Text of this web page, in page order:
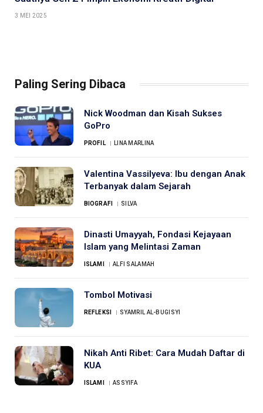
3 MEI 2025
Paling Sering Dibaca
Nick Woodman dan Kisah Sukses
GoPro
PROFIL LINA MARLINA
Valentina Vassilyeva: Ibu dengan Anak
Terbanyak dalam Sejarah
BIOGRAFI SILVA
Dinasti Umayyah, Fondasi Kejayaan
Islam yang Melintasi Zaman
ISLAMI ALFI SALAMAH
Tombol Motivasi
REFLEKSI SYAMRIL AL-BUGISYI
Nikah Anti Ribet: Cara Mudah Daftar di
KUA
ISLAMI ASSYIFA